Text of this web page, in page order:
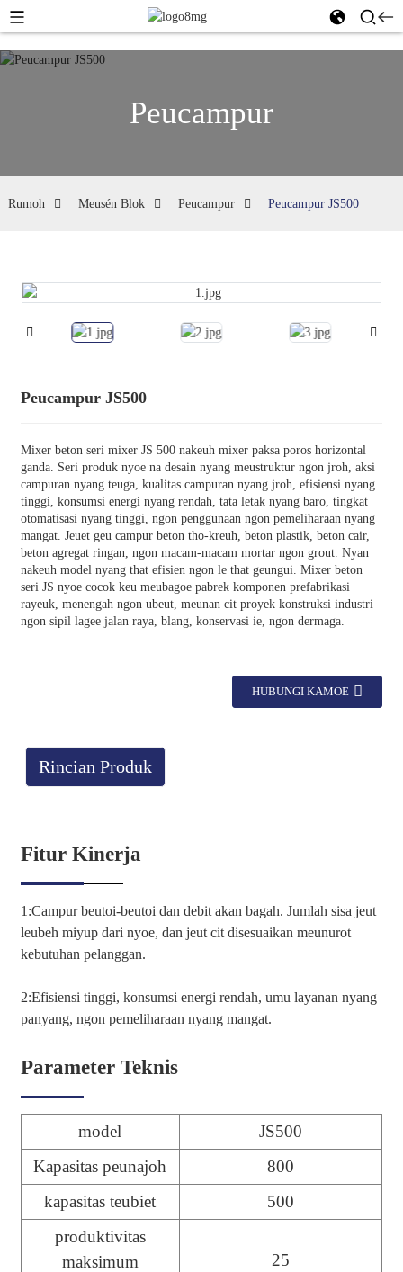
Peucampur
Rumoh Meusén Blok Peucampur Peucampur JS500
Peucampur JS500
Mixer beton seri mixer JS 500 nakeuh mixer paksa poros horizontal
ganda. Seri produk nyoe na desain nyang meustruktur ngon jroh, aksi
campuran nyang teuga, kualitas campuran nyang jroh, efisiensi nyang
tinggi, konsumsi energi nyang rendah, tata letak nyang baro, tingkat
otomatisasi nyang tinggi, ngon penggunaan ngon pemeliharaan nyang
mangat. Jeuet geu campur beton tho-kreuh, beton plastik, beton cair,
beton agregat ringan, ngon macam-macam mortar ngon grout. Nyan
nakeuh model nyang that efisien ngon le that geungui. Mixer beton
seri JS nyoe cocok keu meubagoe pabrek komponen prefabrikasi
rayeuk, menengah ngon ubeut, meunan cit proyek konstruksi industri
ngon sipil lagee jalan raya, blang, konservasi ie, ngon dermaga.
HUBUNGI KAMOE
Rincian Produk
Fitur Kinerja
1:Campur beutoi-beutoi dan debit akan bagah. Jumlah sisa jeut
leubeh miyup dari nyoe, dan jeut cit disesuaikan meunurot
kebutuhan pelanggan.
2:Efisiensi tinggi, konsumsi energi rendah, umu layanan nyang
panyang, ngon pemeliharaan nyang mangat.
Parameter Teknis
model
JS500
Kapasitas peunajoh
800
kapasitas teubiet
500
produktivitas
maksimum
25